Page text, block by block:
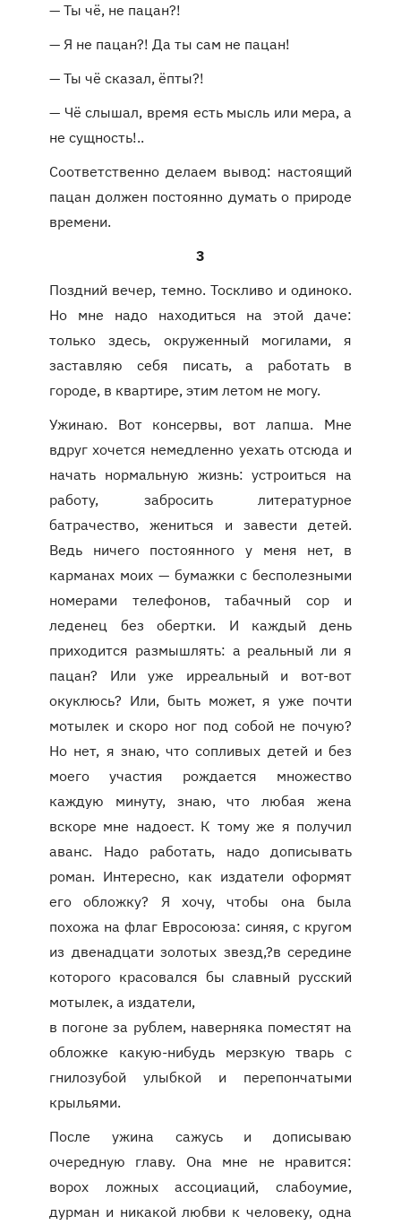
— Ты чё, не пацан?!
— Я не пацан?! Да ты сам не пацан!
— Ты чё сказал, ёпты?!
— Чё слышал, время есть мысль или мера, а
не сущность!..
Соответственно делаем вывод: настоящий
пацан должен постоянно думать о природе
времени.
3
Поздний вечер, темно. Тоскливо и одиноко.
Но мне надо находиться на этой даче:
только здесь, окруженный могилами, я
заставляю себя писать, а работать в
городе, в квартире, этим летом не могу.
Ужинаю. Вот консервы, вот лапша. Мне
вдруг хочется немедленно уехать отсюда и
начать нормальную жизнь: устроиться на
работу, забросить литературное
батрачество, жениться и завести детей.
Ведь ничего постоянного у меня нет, в
карманах моих — бумажки с бесполезными
номерами телефонов, табачный сор и
леденец без обертки. И каждый день
приходится размышлять: а реальный ли я
пацан? Или уже ирреальный и вот-вот
окуклюсь? Или, быть может, я уже почти
мотылек и скоро ног под собой не почую?
Но нет, я знаю, что сопливых детей и без
моего участия рождается множество
каждую минуту, знаю, что любая жена
вскоре мне надоест. К тому же я получил
аванс. Надо работать, надо дописывать
роман. Интересно, как издатели оформят
его обложку? Я хочу, чтобы она была
похожа на флаг Евросоюза: синяя, с кругом
из двенадцати золотых звезд,?в середине
которого красовался бы славный русский
мотылек, а издатели,
в погоне за рублем, наверняка поместят на
обложке какую-нибудь мерзкую тварь с
гнилозубой улыбкой и перепончатыми
крыльями.
После ужина сажусь и дописываю
очередную главу. Она мне не нравится:
ворох ложных ассоциаций, слабоумие,
дурман и никакой любви к человеку, одна